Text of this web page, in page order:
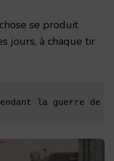
se produit
jours, à chaque tir
la guerre de